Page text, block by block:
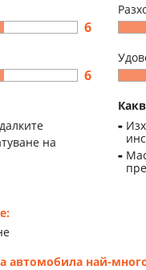
6
6
на
автомобила най-